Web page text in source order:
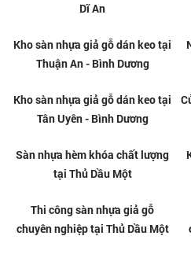
Thi công sàn nhựa giả gỗ